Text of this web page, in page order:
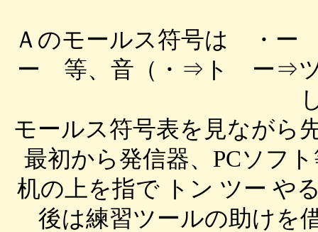
Ａのモールス符号は ・
ー 等、音（・⇒ト ー⇒ツ
モールス符号表を見ながら
最初から発信器、PCソフ
机の上を指で トン ツー や
後は練習ツールの助けを